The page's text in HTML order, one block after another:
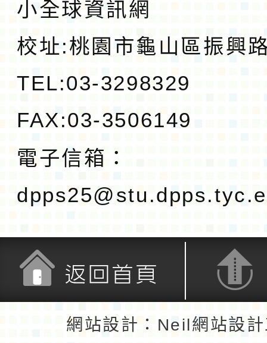
小全球資訊網
校址:桃園市龜山區振興
TEL:03-3298329
FAX:03-3506149
電子信箱：
返回頂端
網站設計：Neil網站設